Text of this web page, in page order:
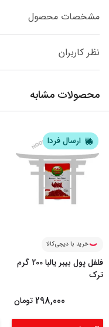
مشخصات محصول
نظر کاربران
محصولات مشابه
ارسال فردا
خرید با دیجی‌کالا
فلفل پول بیبر یالبا 200 گرم
ترک
298,000 تومان